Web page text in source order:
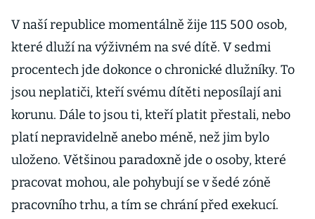
V naší republice momentálně žije 115 500 osob,
které dluží na výživném na své dítě. V sedmi
procentech jde dokonce o chronické dlužníky. To
jsou neplatiči, kteří svému dítěti neposílají ani
korunu. Dále to jsou ti, kteří platit přestali, nebo
platí nepravidelně anebo méně, než jim bylo
uloženo. Většinou paradoxně jde o osoby, které
pracovat mohou, ale pohybují se v šedé zóně
pracovního trhu, a tím se chrání před exekucí.